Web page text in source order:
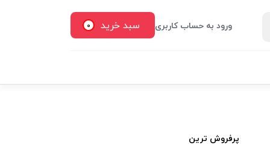
ورود به حساب کاربری سبد خرید 0
پرفروش ترین